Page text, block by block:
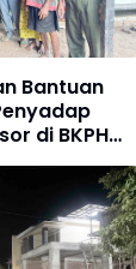
Bantuan
di BKPH